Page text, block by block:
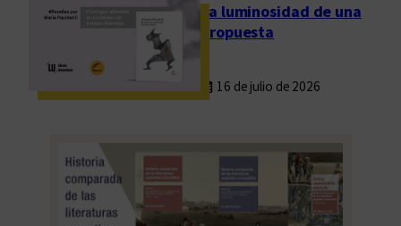
La luminosidad de una
propuesta
16 de julio de 2026